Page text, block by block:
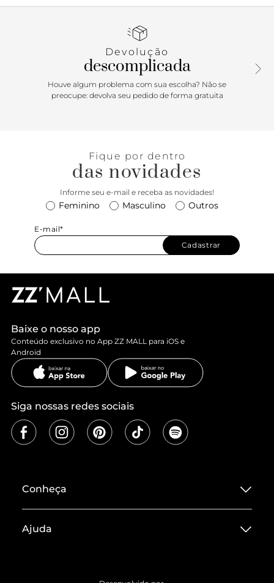
metalizado, ela une sofisticação e modernidade em um
dois banhos e a alça de corrente adicionam um toque
a bolsa perfeita para festas ou mesmo dar um brilho a
produções mais casuais. Aposte! Comprimento da alça
longa: 55 cm | Largura da alça longa: 1 cm; Comprimento
da alça curta: 28 cm | Largura da alça curta: 1 cm
Devolução
descomplicada
Houve algum problema com sua escolha? Não se
preocupe: devolva seu pedido de forma gratuita
Fique por dentro
das novidades
Informe seu e-mail e receba as novidades!
Feminino Masculino Outros
E-mail*
Cadastrar
Baixe o nosso app
Conteúdo exclusivo no App ZZ MALL para iOS e
Android
Siga nossas redes sociais
Conheça
Termos de Uso
Ajuda